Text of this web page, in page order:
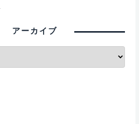
アーカイブ